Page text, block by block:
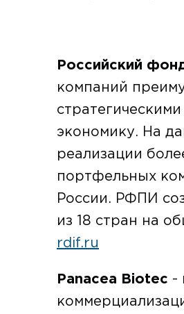
Российский
компаний
экономику. На
реализации
портфельных
России. РФПИ
из 18 стран на
rdif.ru
Panacea Biotec -